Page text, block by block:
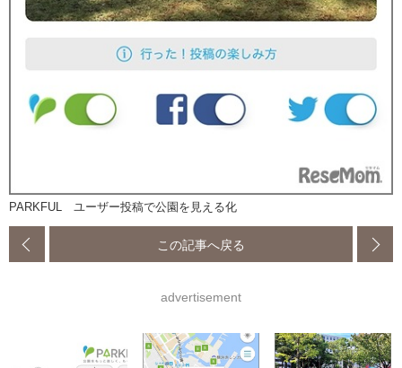
PARKFUL ユーザー投稿で公園を見える化
この記事へ戻る
advertisement